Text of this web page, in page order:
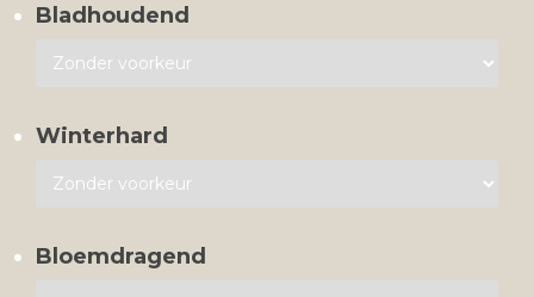
Bladhoudend
Winterhard
Bloemdragend